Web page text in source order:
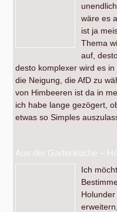
wäre es
ist ja
Thema
auf,
desto komplexer wird es
die Neigung, die AfD zu
von Himbeeren ist da in
ich habe lange gezögert,
etwas so Simples
Aus der Gartenküche –
Ich